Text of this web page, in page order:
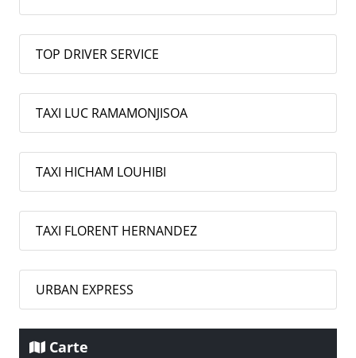
TOP DRIVER SERVICE
TAXI LUC RAMAMONJISOA
TAXI HICHAM LOUHIBI
TAXI FLORENT HERNANDEZ
URBAN EXPRESS
Carte